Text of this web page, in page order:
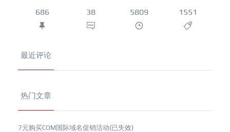
686 38 5809 1551
最近评论
热门文章
7元购买COM国际域名促销活动(已失效)